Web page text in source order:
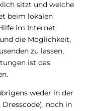
sitzt und welche
beim lokalen
im Internet
die Möglichkeit,
zu lassen,
ist das
weder in der
noch in